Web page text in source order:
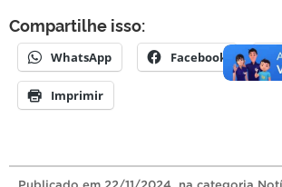
Compartilhe isso:
WhatsApp Facebook
Imprimir